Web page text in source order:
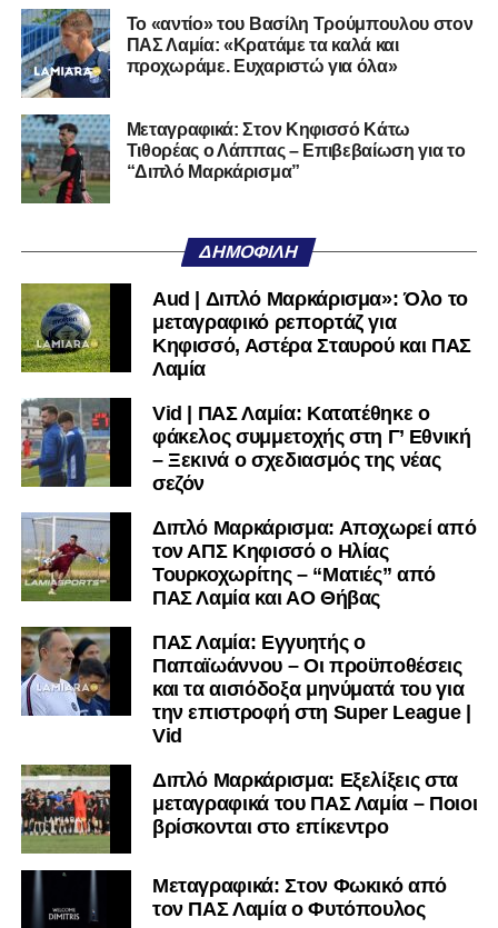
όνομα, έχει τη βάση. Αυτό που δεν έχει και πρέπει να
ξαναβρεί είναι αυτοπεποίθηση. Όχι αλαζονεία.
Αυτοπεποίθηση.
Αν η Λαμία συνεχίσει να μικραίνει τον εαυτό της, δεν θα
χρειαστεί κανείς άλλος να το κάνει.
Όταν αποφασίσει να συνειδητοποιήσει ότι είναι
πολύ μικρή.
Ακολουθήστε το lamiara.grστοGoogle Newsγια να
μαθαίνετε πρώτοι τα κυανόλευκα νέα στην Ελλάδα και τον
υπόλοιπο κόσμο. Ακολουθήστε το lamiara.gr στο
μαθαίνετε σε χρόνο dt όλα τα νέα.
Το «αντίο» του Βασίλη Τρούμπουλου στον
ΠΑΣ Λαμία: «Κρατάμε τα καλά και
προχωράμε. Ευχαριστώ για όλα»
Μεταγραφικά: Στον Κηφισσό Κάτω
Τιθορέας ο Λάππας – Επιβεβαίωση για το
“Διπλό Μαρκάρισμα”
ΔΗΜΟΦΙΛΉ
Aud | Διπλό Μαρκάρισμα»: Όλο το
μεταγραφικό ρεπορτάζ για
Κηφισσό, Αστέρα Σταυρού και ΠΑΣ
Λαμία
Vid | ΠΑΣ Λαμία: Κατατέθηκε ο
φάκελος συμμετοχής στη Γ’ Εθνική
– Ξεκινά ο σχεδιασμός της νέας
σεζόν
Διπλό Μαρκάρισμα: Αποχωρεί από
τον ΑΠΣ Κηφισσό ο Ηλίας
Τουρκοχωρίτης – “Ματιές” από
ΠΑΣ Λαμία και ΑΟ Θήβας
ΠΑΣ Λαμία: Εγγυητής ο
Παπαϊωάννου – Οι προϋποθέσεις
και τα αισιόδοξα μηνύματά του για
την επιστροφή στη Super League |
Vid
Διπλό Μαρκάρισμα: Εξελίξεις στα
μεταγραφικά του ΠΑΣ Λαμία – Ποιοι
βρίσκονται στο επίκεντρο
Μεταγραφικά: Στον Φωκικό από
τον ΠΑΣ Λαμία ο Φυτόπουλος